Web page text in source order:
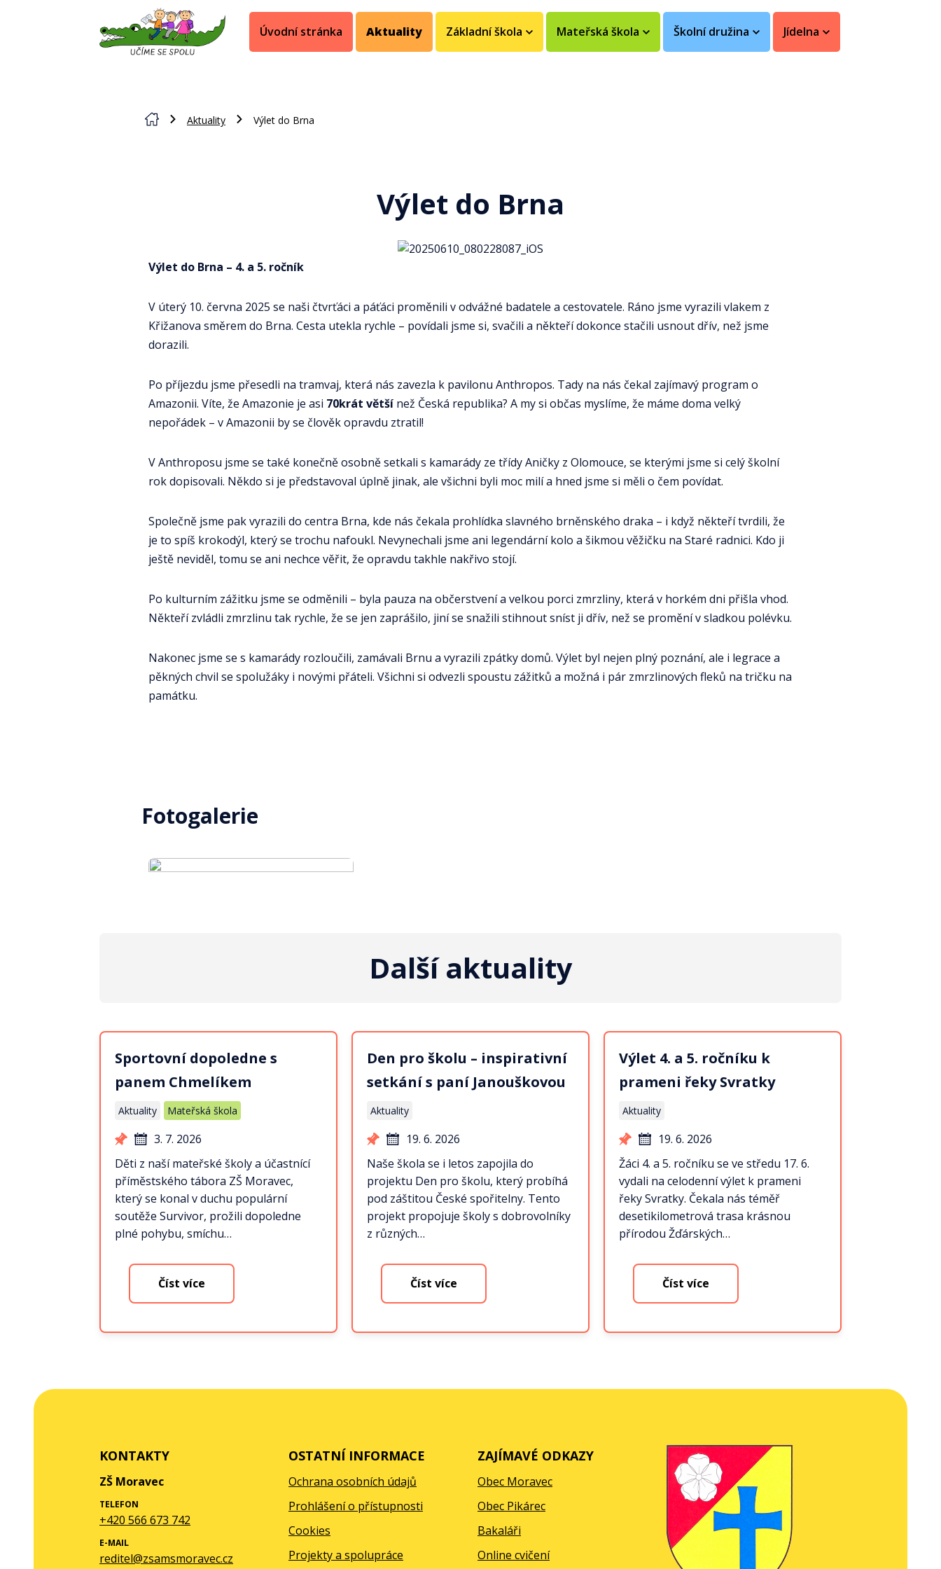
Úvodní stránka Aktuality Základní škola Mateřská škola Školní družina Jídelna
Aktuality Výlet do Brna
Výlet do Brna
Výlet do Brna – 4. a 5. ročník
V úterý 10. června 2025 se naši čtvrťáci a páťáci proměnili v odvážné badatele a cestovatele. Ráno jsme vyrazili vlakem z
Křižanova směrem do Brna. Cesta utekla rychle – povídali jsme si, svačili a někteří dokonce stačili usnout dřív, než jsme
dorazili.
Po příjezdu jsme přesedli na tramvaj, která nás zavezla k pavilonu Anthropos. Tady na nás čekal zajímavý program o
Amazonii. Víte, že Amazonie je asi 70krát větší než Česká republika? A my si občas myslíme, že máme doma velký
nepořádek – v Amazonii by se člověk opravdu ztratil!
V Anthroposu jsme se také konečně osobně setkali s kamarády ze třídy Aničky z Olomouce, se kterými jsme si celý školní
rok dopisovali. Někdo si je představoval úplně jinak, ale všichni byli moc milí a hned jsme si měli o čem povídat.
Společně jsme pak vyrazili do centra Brna, kde nás čekala prohlídka slavného brněnského draka – i když někteří tvrdili, že
je to spíš krokodýl, který se trochu nafoukl. Nevynechali jsme ani legendární kolo a šikmou věžičku na Staré radnici. Kdo ji
ještě neviděl, tomu se ani nechce věřit, že opravdu takhle nakřivo stojí.
Po kulturním zážitku jsme se odměnili – byla pauza na občerstvení a velkou porci zmrzliny, která v horkém dni přišla vhod.
Někteří zvládli zmrzlinu tak rychle, že se jen zaprášilo, jiní se snažili stihnout sníst ji dřív, než se promění v sladkou polévku.
Nakonec jsme se s kamarády rozloučili, zamávali Brnu a vyrazili zpátky domů. Výlet byl nejen plný poznání, ale i legrace a
pěkných chvil se spolužáky i novými přáteli. Všichni si odvezli spoustu zážitků a možná i pár zmrzlinových fleků na tričku na
památku.
Fotogalerie
Další aktuality
Sportovní dopoledne s
panem Chmelíkem
Aktuality Mateřská škola
3. 7. 2026
Děti z naší mateřské školy a účastnící
příměstského tábora ZŠ Moravec,
který se konal v duchu populární
soutěže Survivor, prožili dopoledne
plné pohybu, smíchu…
Číst více
Den pro školu – inspirativní
setkání s paní Janouškovou
Aktuality
19. 6. 2026
Naše škola se i letos zapojila do
projektu Den pro školu, který probíhá
pod záštitou České spořitelny. Tento
projekt propojuje školy s dobrovolníky
z různých…
Číst více
Výlet 4. a 5. ročníku k
prameni řeky Svratky
Aktuality
19. 6. 2026
Žáci 4. a 5. ročníku se ve středu 17. 6.
vydali na celodenní výlet k prameni
řeky Svratky. Čekala nás téměř
desetikilometrová trasa krásnou
přírodou Žďárských…
Číst více
KONTAKTY
ZŠ Moravec
TELEFON
+420 566 673 742
E-MAIL
reditel@zsamsmoravec.cz
OSTATNÍ INFORMACE
Ochrana osobních údajů
Prohlášení o přístupnosti
Cookies
Projekty a spolupráce
ZAJÍMAVÉ ODKAZY
Obec Moravec
Obec Pikárec
Bakaláři
Online cvičení